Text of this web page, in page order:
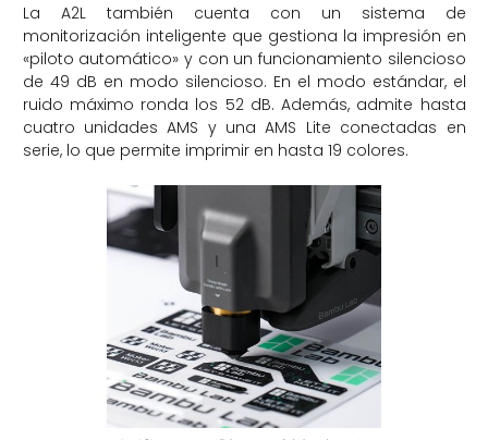
La A2L también cuenta con un sistema de
monitorización inteligente que gestiona la impresión en
«piloto automático» y con un funcionamiento silencioso
de 49 dB en modo silencioso. En el modo estándar, el
ruido máximo ronda los 52 dB. Además, admite hasta
cuatro unidades AMS y una AMS Lite conectadas en
serie, lo que permite imprimir en hasta 19 colores.